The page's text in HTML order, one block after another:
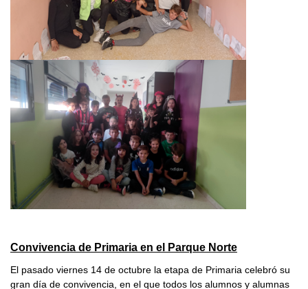
Convivencia de Primaria en el Parque Norte
El pasado viernes 14 de octubre la etapa de Primaria celebró su
gran día de convivencia, en el que todos los alumnos y alumnas